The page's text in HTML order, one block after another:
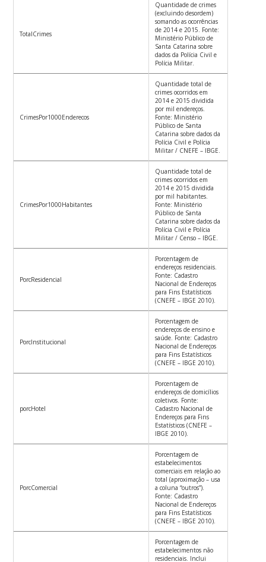
TotalCrimes
Quantidade de crimes
(excluindo desordem)
somando as ocorrências
de 2014 e 2015. Fonte:
Ministério Público de
Santa Catarina sobre
dados da Polícia Civil e
Polícia Militar.
CrimesPor1000Enderecos
Quantidade total de
crimes ocorridos em
2014 e 2015 dividida
por mil endereços.
Fonte: Ministério
Público de Santa
Catarina sobre dados da
Polícia Civil e Polícia
Militar / CNEFE – IBGE.
CrimesPor1000Habitantes
Quantidade total de
crimes ocorridos em
2014 e 2015 dividida
por mil habitantes.
Fonte: Ministério
Público de Santa
Catarina sobre dados da
Polícia Civil e Polícia
Militar / Censo – IBGE.
PorcResidencial
Porcentagem de
endereços residenciais.
Fonte: Cadastro
Nacional de Endereços
para Fins Estatísticos
(CNEFE – IBGE 2010).
PorcInstitucional
Porcentagem de
endereços de ensino e
saúde. Fonte: Cadastro
Nacional de Endereços
para Fins Estatísticos
(CNEFE – IBGE 2010).
porcHotel
Porcentagem de
endereços de domicílios
coletivos. Fonte:
Cadastro Nacional de
Endereços para Fins
Estatísticos (CNEFE –
IBGE 2010).
PorcComercial
Porcentagem de
estabelecimentos
comerciais em relação ao
total (aproximação – usa
a coluna “outros”).
Fonte: Cadastro
Nacional de Endereços
para Fins Estatísticos
(CNEFE – IBGE 2010).
Porcentagem de
estabelecimentos não
residenciais. Inclui